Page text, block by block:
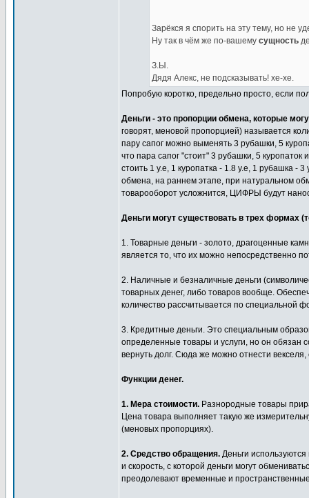
Зарёкся я спорить на эту тему, но не
Ну так в чём же по-вашему сущность
З.Ы.
Дядя Алекс, не подсказывать! хе-хе.
Попробую коротко, предельно просто, если
Деньги - это пропорции обмена, которые
говорят, меновой пропорцией) называется
пару сапог можно выменять 3 рубашки, 5
что пара сапог "стоит" 3 рубашки, 5
стоить 1 у.е, 1 куропатка - 1.8 у.е, 1 рубашка -
обмена, на раннем этапе, при натуральном
товарооборот усложнится, ЦИФРЫ будут
Деньги могут существовать в трех формах
1. Товарные деньги - золото, драгоценные
является то, что их можно непосредственно
2. Наличные и безналичные деньги
товарных денег, либо товаров вообще.
количество рассчитывается по специальной
3. Кредитные деньги. Это специальным
определенные товары и услуги, но он обязан
вернуть долг. Сюда же можно отнести векселя,
Функции денег.
1. Мера стоимости. Разнородные товары
Цена товара выполняет такую же
(меновых пропорциях).
2. Средство обращения. Деньги
и скорость, с которой деньги могут
преодолевают временные и